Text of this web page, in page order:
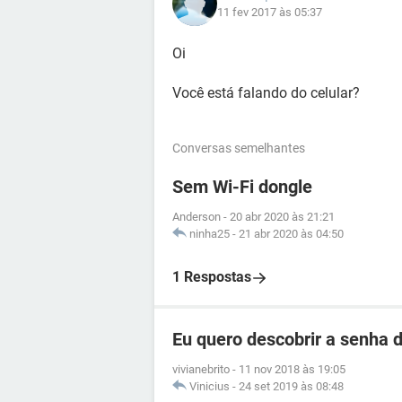
11 fev 2017 às 05:37
Oi
Você está falando do celular?
Conversas semelhantes
Sem Wi-Fi dongle
Anderson - 20 abr 2020 às 21:21
ninha25 - 21 abr 2020 às 04:50
1 Respostas
Eu quero descobrir a senha
vivianebrito - 11 nov 2018 às 19:05
Vinicius - 24 set 2019 às 08:48